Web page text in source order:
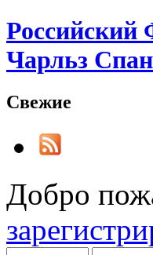
Российский
Чарльз
Свежие
Добро